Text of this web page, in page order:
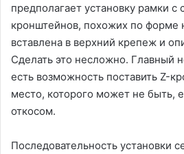
предполагает установку рамки с
кронштейнов, похожих по форме
вставлена в верхний крепеж и
Сделать это несложно. Главный
есть возможность поставить Z-
место, которого может не быть,
откосом.
Последовательность установки